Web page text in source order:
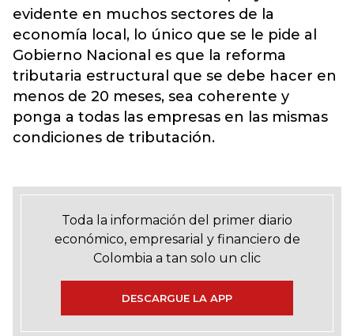
evidente en muchos sectores de la
economía local, lo único que se le pide al
Gobierno Nacional es que la reforma
tributaria estructural que se debe hacer en
menos de 20 meses, sea coherente y
ponga a todas las empresas en las mismas
condiciones de tributación.
Toda la información del primer diario
económico, empresarial y financiero de
Colombia a tan solo un clic
DESCARGUE LA APP